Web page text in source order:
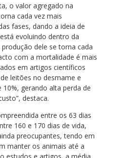
o valor agregado na
cada vez mais
fases, dando a ideia de
evoluindo dentro da
dele se torna cada
com a mortalidade é mais
em artigos científicos
leitões no desmame e
gerando alta perda de
destaca.
entre os 63 dias
160 e 170 dias de vida,
preocupantes, tendo em
manter os animais até a